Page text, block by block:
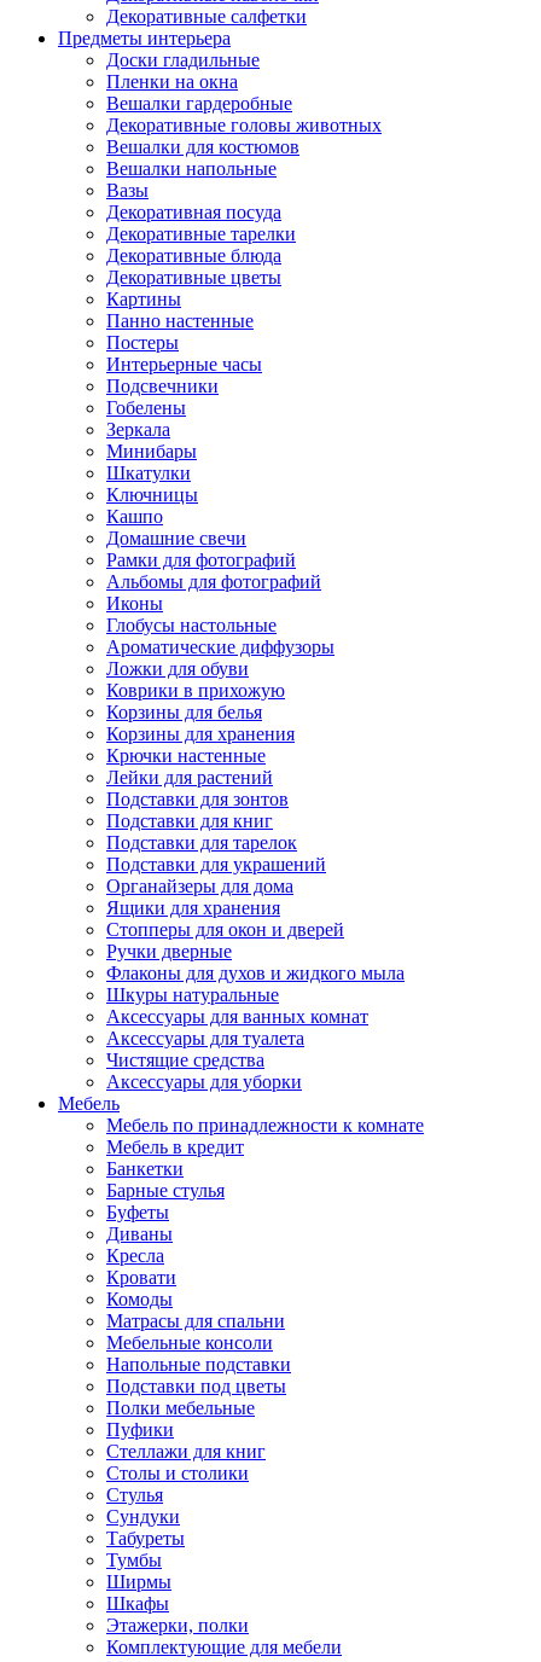
Декоративные салфетки
Предметы интерьера
Доски гладильные
Пленки на окна
Вешалки гардеробные
Декоративные головы животных
Вешалки для костюмов
Вешалки напольные
Вазы
Декоративная посуда
Декоративные тарелки
Декоративные блюда
Декоративные цветы
Картины
Панно настенные
Постеры
Интерьерные часы
Подсвечники
Гобелены
Зеркала
Минибары
Шкатулки
Ключницы
Кашпо
Домашние свечи
Рамки для фотографий
Альбомы для фотографий
Иконы
Глобусы настольные
Ароматические диффузоры
Ложки для обуви
Коврики в прихожую
Корзины для белья
Корзины для хранения
Крючки настенные
Лейки для растений
Подставки для зонтов
Подставки для книг
Подставки для тарелок
Подставки для украшений
Органайзеры для дома
Ящики для хранения
Стопперы для окон и дверей
Ручки дверные
Флаконы для духов и жидкого мыла
Шкуры натуральные
Аксессуары для ванных комнат
Аксессуары для туалета
Чистящие средства
Аксессуары для уборки
Мебель
Мебель по принадлежности к комнате
Мебель в кредит
Банкетки
Барные стулья
Буфеты
Диваны
Кресла
Кровати
Комоды
Матрасы для спальни
Мебельные консоли
Напольные подставки
Подставки под цветы
Полки мебельные
Пуфики
Стеллажи для книг
Столы и столики
Стулья
Сундуки
Табуреты
Тумбы
Ширмы
Шкафы
Этажерки, полки
Комплектующие для мебели